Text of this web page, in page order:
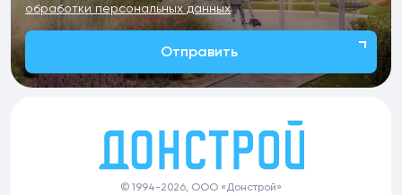
обработки персональных данных
Отправить
© 1994-2026, ООО «Донстрой»